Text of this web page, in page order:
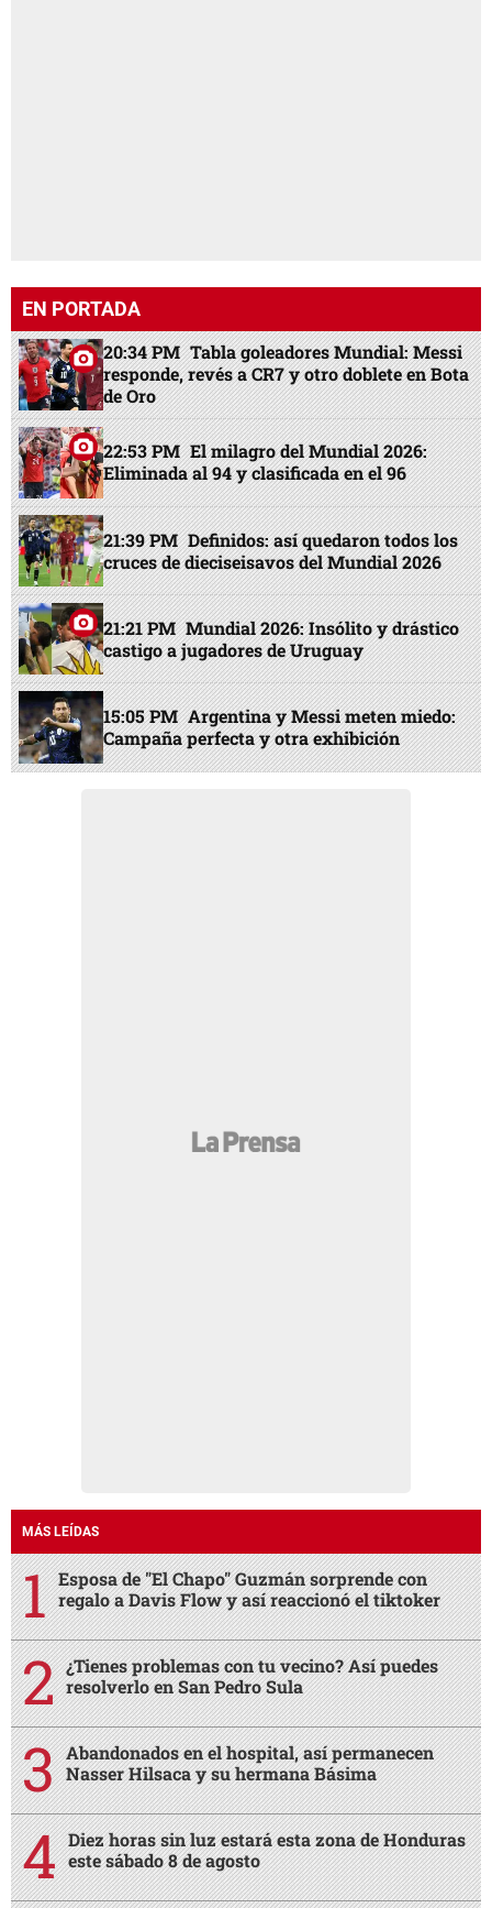
EN PORTADA
20:34 PM Tabla goleadores Mundial: Messi
responde, revés a CR7 y otro doblete en Bota
de Oro
22:53 PM El milagro del Mundial 2026:
Eliminada al 94 y clasificada en el 96
21:39 PM Definidos: así quedaron todos los
cruces de dieciseisavos del Mundial 2026
21:21 PM Mundial 2026: Insólito y drástico
castigo a jugadores de Uruguay
15:05 PM Argentina y Messi meten miedo:
Campaña perfecta y otra exhibición
MÁS LEÍDAS
Esposa de "El Chapo" Guzmán sorprende con
regalo a Davis Flow y así reaccionó el tiktoker
¿Tienes problemas con tu vecino? Así puedes
resolverlo en San Pedro Sula
Abandonados en el hospital, así permanecen
Nasser Hilsaca y su hermana Básima
Diez horas sin luz estará esta zona de Honduras
este sábado 8 de agosto